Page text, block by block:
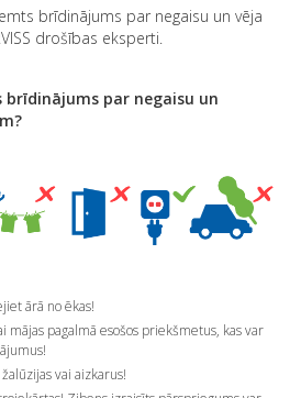
brīdinājums par negaisu un vēja
drošības eksperti.
brīdinājums par negaisu un
ārā no ēkas!
mājas pagalmā esošos priekšmetus, kas var
vai aizkarus!